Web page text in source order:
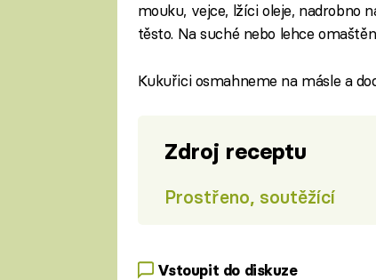
mouku, vejce, lžíci oleje, nadrobno
těsto. Na suché nebo lehce
Kukuřici osmahneme na másle a
Zdroj receptu
Prostřeno, soutěžící
Vstoupit do diskuze